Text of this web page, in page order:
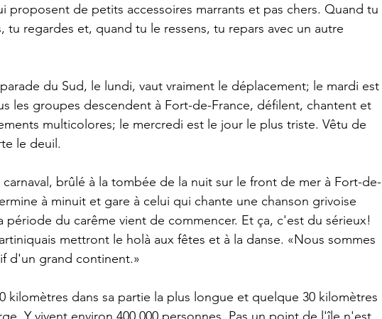
proposent de petits accessoires marrants et pas chers. Quand tu
tu regardes et, quand tu le ressens, tu repars avec un autre
du Sud, le lundi, vaut vraiment le déplacement; le mardi est
les groupes descendent à Fort-de-France, défilent, chantent et
multicolores; le mercredi est le jour le plus triste. Vêtu de
le deuil.
brûlé à la tombée de la nuit sur le front de mer à Fort-de-
à minuit et gare à celui qui chante une chanson grivoise
période du carême vient de commencer. Et ça, c'est du sérieux!
mettront le holà aux fêtes et à la danse. «Nous sommes
d'un grand continent.»
kilomètres dans sa partie la plus longue et quelque 30 kilomètres